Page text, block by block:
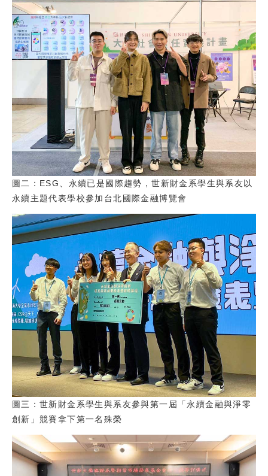
圖二：ESG、永續已是國際趨勢，世新財金系學生與系友以
永續主題代表學校參加台北國際金融博覽會
圖三：世新財金系學生與系友參與第一屆「永續金融與淨零
創新」競賽拿下第一名殊榮